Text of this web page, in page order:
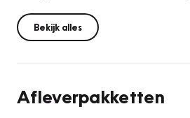
nummer.
De genoemde prijs is inclusief
Wilt u graag extra zekerheid?
Bekijk alles
Afleverpakketten